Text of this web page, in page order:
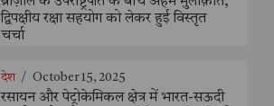
द्विपक्षीय रक्षा सहयोग को लेकर हुई विस्तृत
चर्चा
देश / October 15, 2025
रसायन और पेट्रोकेमिकल क्षेत्र में भारत-सऊदी